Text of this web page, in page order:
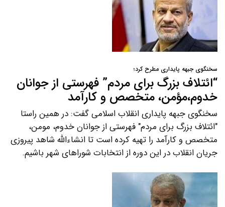
سخنگوی جبهه پایداری مطرح کرد؛
“ائتلاف بزرگ برای مردم” فهرستی از جوانان
خدوم،مؤمن، متخصص و کارآمد
سخنگوی جبهه پایداری انقلاب اسلامی گفت: در همین راستا
"ائتلاف بزرگ برای مردم" فهرستی از جوانان خدوم، مومن،
متخصص و کارآمد را تهیه کرده است تا انشاءالله شاهد پیروزی
جریان انقلاب در این دوره از انتخابات شوراهای شهر باشیم.